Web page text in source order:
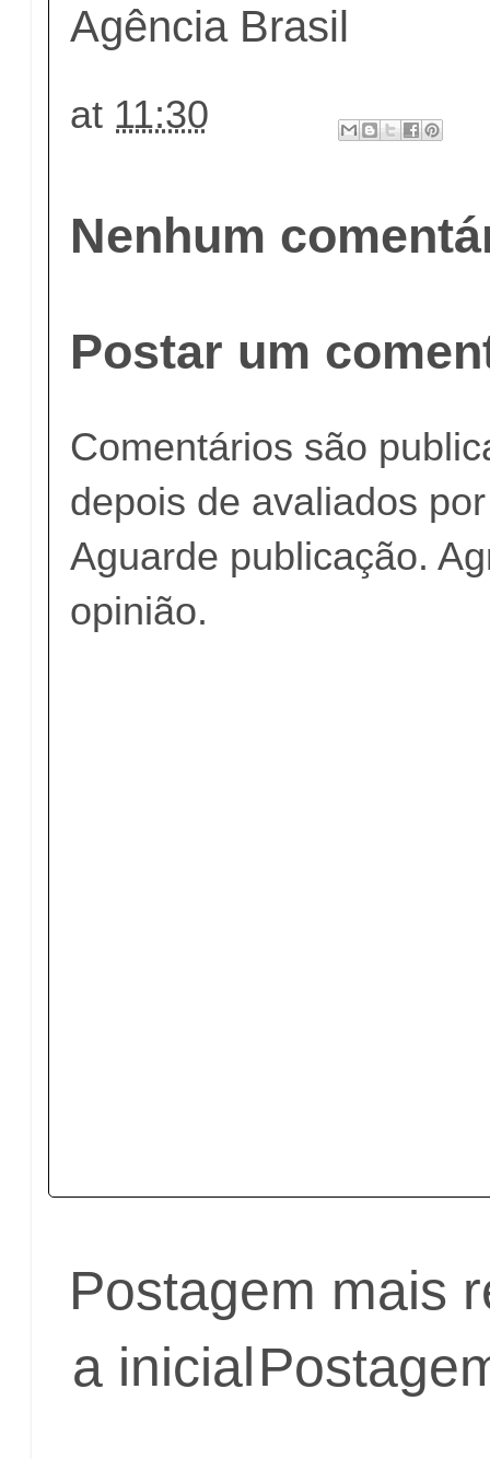
Agência Brasil
at 11:30
Nenhum
Postar um
Comentários são
depois de avaliados
Aguarde publicação.
opinião.
Postagem mais
a inicial